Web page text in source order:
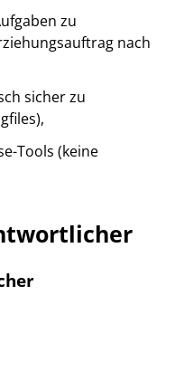
zu
nach
sicher zu
Tools (keine